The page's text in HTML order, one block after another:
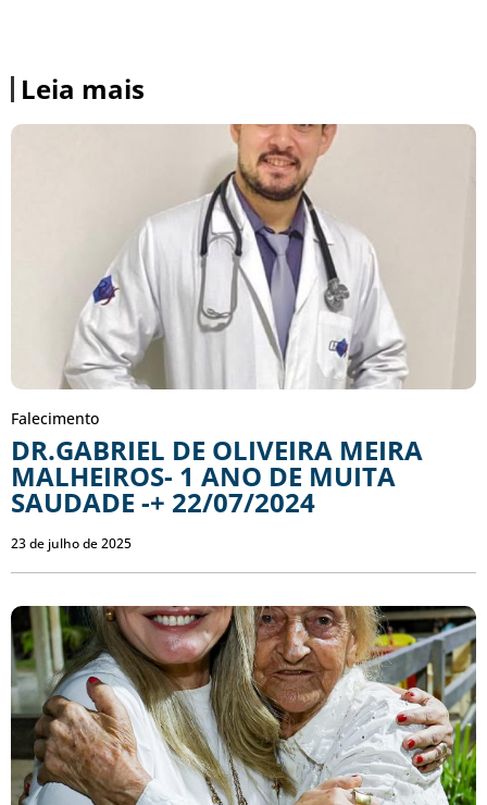
Leia mais
Falecimento
DR.GABRIEL DE OLIVEIRA MEIRA
MALHEIROS- 1 ANO DE MUITA
SAUDADE -+ 22/07/2024
23 de julho de 2025